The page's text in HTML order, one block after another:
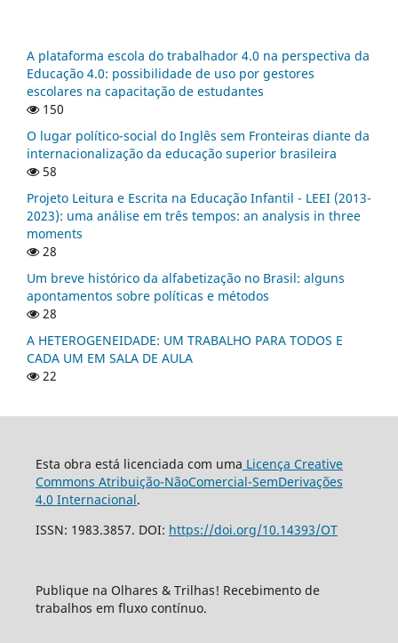
A plataforma escola do trabalhador 4.0 na perspectiva da
Educação 4.0: possibilidade de uso por gestores
escolares na capacitação de estudantes
150
O lugar político-social do Inglês sem Fronteiras diante da
internacionalização da educação superior brasileira
58
Projeto Leitura e Escrita na Educação Infantil - LEEI (2013-
2023): uma análise em três tempos: an analysis in three
moments
28
Um breve histórico da alfabetização no Brasil: alguns
apontamentos sobre políticas e métodos
28
A HETEROGENEIDADE: UM TRABALHO PARA TODOS E
CADA UM EM SALA DE AULA
22
Esta obra está licenciada com uma Licença Creative
Commons Atribuição-NãoComercial-SemDerivações
4.0 Internacional.
ISSN: 1983.3857. DOI: https://doi.org/10.14393/OT
Publique na Olhares & Trilhas! Recebimento de
trabalhos em fluxo contínuo.